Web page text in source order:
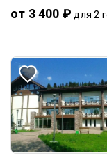
от 3 400 ₽ для 2